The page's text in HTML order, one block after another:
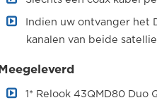
Indien uw ontvanger het
kanalen van beide
Meegeleverd
1* Relook 43QMD80 Duo